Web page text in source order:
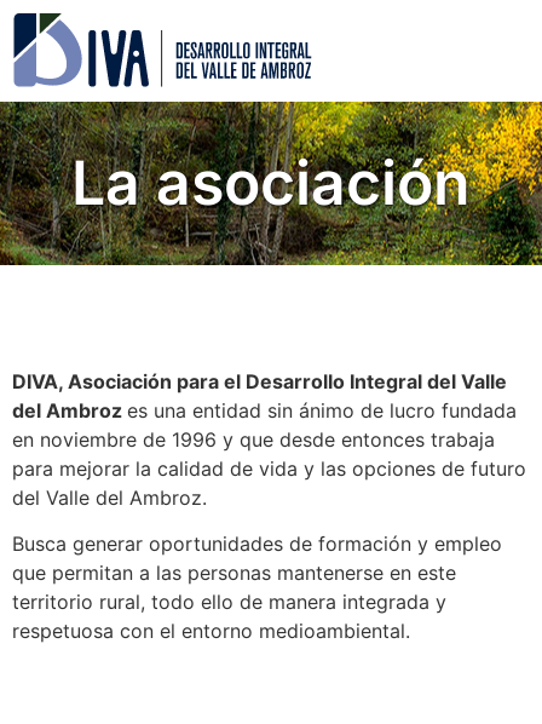
La asociación
DIVA, Asociación para el Desarrollo Integral del Valle
del Ambroz es una entidad sin ánimo de lucro fundada
en noviembre de 1996 y que desde entonces trabaja
para mejorar la calidad de vida y las opciones de futuro
del Valle del Ambroz.
Busca generar oportunidades de formación y empleo
que permitan a las personas mantenerse en este
territorio rural, todo ello de manera integrada y
respetuosa con el entorno medioambiental.